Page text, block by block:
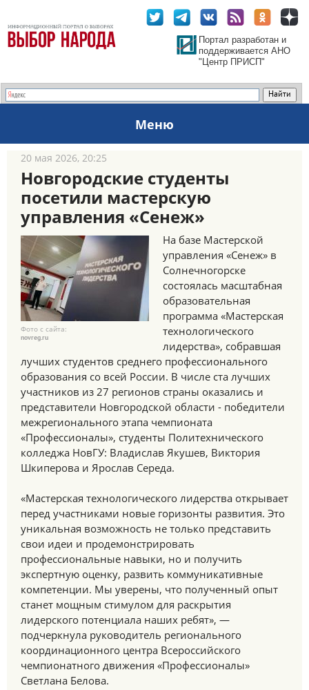
Портал разработан и
поддерживается АНО
"Центр ПРИСП"
Меню
20 мая 2026, 20:25
Новгородские студенты
посетили мастерскую
управления «Сенеж»
Фото с сайта:
novreg.ru
На базе Мастерской
управления «Сенеж» в
Солнечногорске
состоялась масштабная
образовательная
программа «Мастерская
технологического
лидерства», собравшая
лучших студентов среднего профессионального
образования со всей России. В числе ста лучших
участников из 27 регионов страны оказались и
представители Новгородской области - победители
межрегионального этапа чемпионата
«Профессионалы», студенты Политехнического
колледжа НовГУ: Владислав Якушев, Виктория
Шкиперова и Ярослав Середа.
«Мастерская технологического лидерства открывает
перед участниками новые горизонты развития. Это
уникальная возможность не только представить
свои идеи и продемонстрировать
профессиональные навыки, но и получить
экспертную оценку, развить коммуникативные
компетенции. Мы уверены, что полученный опыт
станет мощным стимулом для раскрытия
лидерского потенциала наших ребят», —
подчеркнула руководитель регионального
координационного центра Всероссийского
чемпионатного движения «Профессионалы»
Светлана Белова.